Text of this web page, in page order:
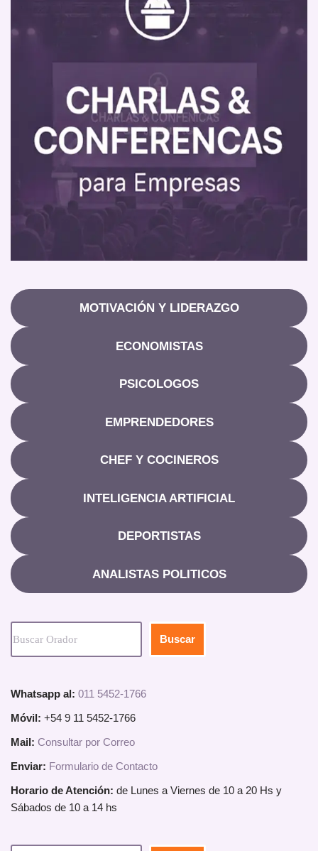
MOTIVACIÓN Y LIDERAZGO
ECONOMISTAS
PSICOLOGOS
EMPRENDEDORES
CHEF Y COCINEROS
INTELIGENCIA ARTIFICIAL
DEPORTISTAS
ANALISTAS POLITICOS
Buscar
Whatsapp al: 011 5452-1766
Móvil: +54 9 11 5452-1766
Mail: Consultar por Correo
Enviar: Formulario de Contacto
Horario de Atención: de Lunes a Viernes de 10 a 20 Hs y
Sábados de 10 a 14 hs